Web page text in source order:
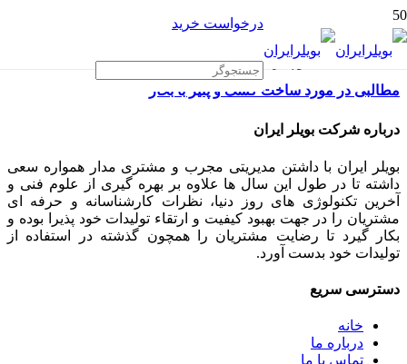
درخواست خرید
مطالبی در مورد ساخت کشک و پنیر با بخار
درباره شرکت بویلر ایران
بویلر ایران با داشتن مدیریتی مجرب و مشتری مدار همواره سعی
داشته تا در طول این سال ها علاوه بر بهره گیری از علوم فنی و
آخرین تکنولوژی های روز دنیا، نظرات کارشناسانه و حرفه ای
مشتریان را در جهت بهبود کیفیت و ارتقاء تولیدات خود پذیرا بوده و
بکار گیرد تا رضایت مشتریان را همچون گذشته در استفاده از
تولیدات خود بدست آورد.
دسترسی سریع
خانه
درباره ما
تماس با ما